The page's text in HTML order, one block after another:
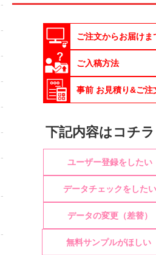
ご注文からお届けま
ご入稿方法
事前 お見積り&ご注
下記内容はコチ
ユーザー登録をしたい
データチェックをした
データの変更（差替）
無料サンプルがほしい